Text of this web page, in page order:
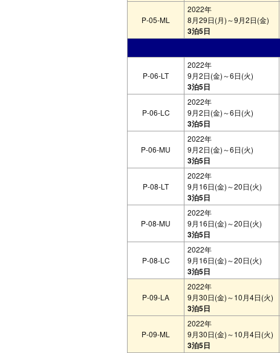
P-05-ML
2022年
8月29日(月)～9月2日(金)
3泊5日
P-06-LT
2022年
9月2日(金)～6日(火)
3泊5日
P-06-LC
2022年
9月2日(金)～6日(火)
3泊5日
P-06-MU
2022年
9月2日(金)～6日(火)
3泊5日
P-08-LT
2022年
9月16日(金)～20日(火)
3泊5日
P-08-MU
2022年
9月16日(金)～20日(火)
3泊5日
P-08-LC
2022年
9月16日(金)～20日(火)
3泊5日
P-09-LA
2022年
9月30日(金)～10月4日(火)
3泊5日
P-09-ML
2022年
9月30日(金)～10月4日(火)
3泊5日